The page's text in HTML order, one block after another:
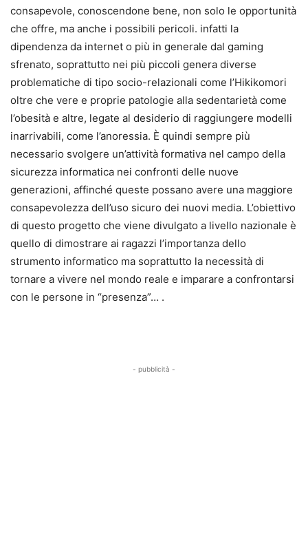
consapevole, conoscendone bene, non solo le opportunità
che offre, ma anche i possibili pericoli. infatti la
dipendenza da internet o più in generale dal gaming
sfrenato, soprattutto nei più piccoli genera diverse
problematiche di tipo socio-relazionali come l’Hikikomori
oltre che vere e proprie patologie alla sedentarietà come
l’obesità e altre, legate al desiderio di raggiungere modelli
inarrivabili, come l’anoressia. È quindi sempre più
necessario svolgere un’attività formativa nel campo della
sicurezza informatica nei confronti delle nuove
generazioni, affinché queste possano avere una maggiore
consapevolezza dell’uso sicuro dei nuovi media. L’obiettivo
di questo progetto che viene divulgato a livello nazionale è
quello di dimostrare ai ragazzi l’importanza dello
strumento informatico ma soprattutto la necessità di
tornare a vivere nel mondo reale e imparare a confrontarsi
con le persone in “presenza”… .
- pubblicità -